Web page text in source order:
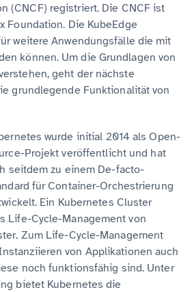
(CNCF) registriert. Die CNCF ist
Foundation. Die KubeEdge
weitere Anwendungsfälle die mit
können. Um die Grundlagen von
geht der nächste
grundlegende Funktionalität von
wurde initial 2014 als Open-
Projekt veröffentlicht und hat
seitdem zu einem De-facto-
für Container-Orchestrierung
Ein Kubernetes Cluster
Life-Cycle-Management von
Zum Life-Cycle-Management
von Applikationen auch
noch funktionsfähig sind. Unter
bietet Kubernetes die